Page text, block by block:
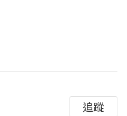
追蹤